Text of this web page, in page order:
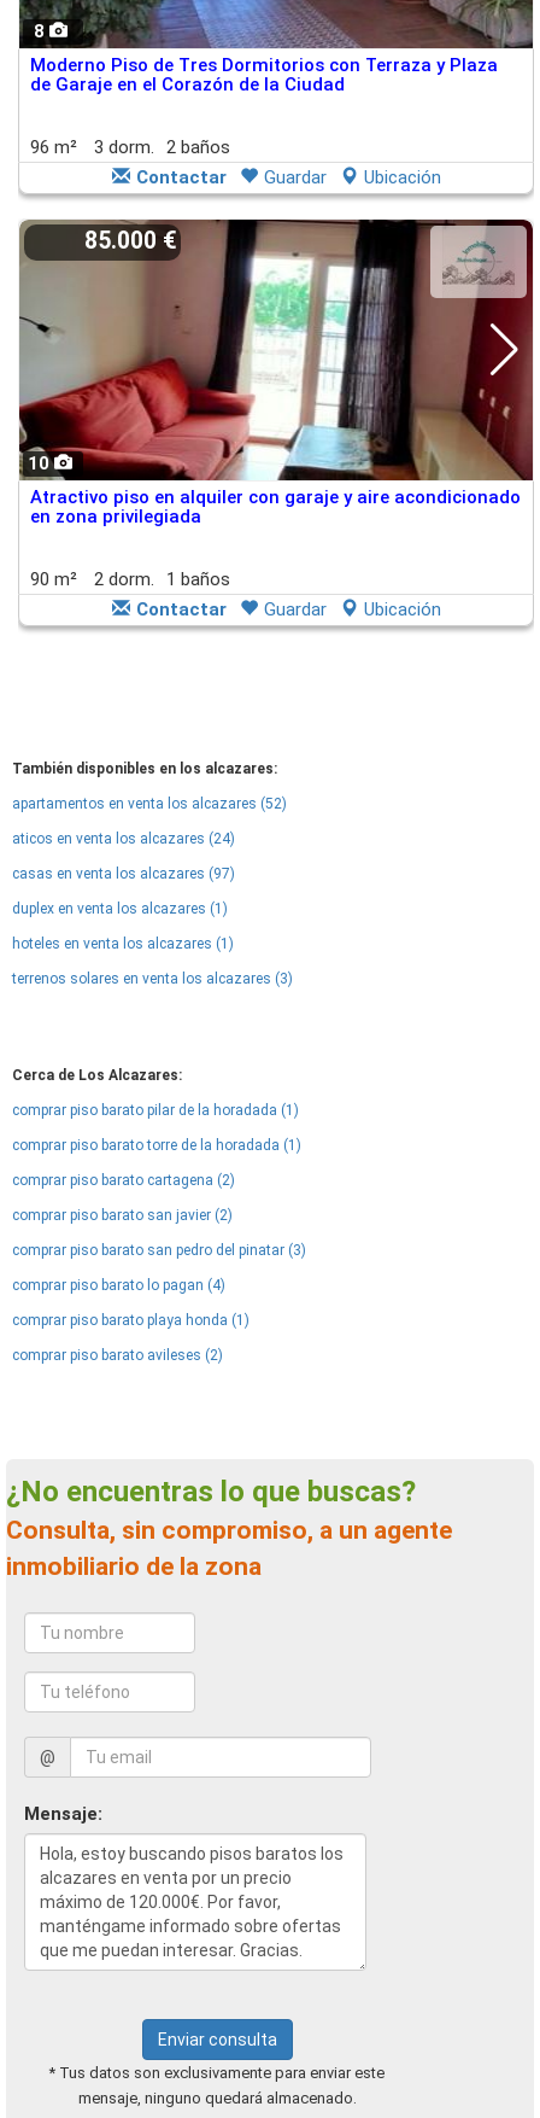
8
Moderno Piso de Tres Dormitorios con Terraza y Plaza
de Garaje en el Corazón de la Ciudad
96 m² 3 dorm.
2 baños
Contactar
Guardar Ubicación
10
85.000 €
Atractivo piso en alquiler con garaje y aire acondicionado
en zona privilegiada
90 m² 2 dorm.
1 baños
Contactar
Guardar Ubicación
También disponibles en los alcazares:
apartamentos en venta los alcazares (52)
aticos en venta los alcazares (24)
casas en venta los alcazares (97)
duplex en venta los alcazares (1)
hoteles en venta los alcazares (1)
terrenos solares en venta los alcazares (3)
Cerca de Los Alcazares:
comprar piso barato pilar de la horadada (1)
comprar piso barato torre de la horadada (1)
comprar piso barato cartagena (2)
comprar piso barato san javier (2)
comprar piso barato san pedro del pinatar (3)
comprar piso barato lo pagan (4)
comprar piso barato playa honda (1)
comprar piso barato avileses (2)
¿No encuentras lo que buscas?
Consulta, sin compromiso, a un agente
inmobiliario de la zona
@
Mensaje:
Enviar consulta
* Tus datos son exclusivamente para enviar este
mensaje, ninguno quedará almacenado.